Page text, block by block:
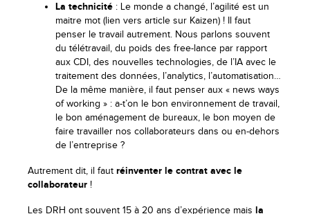
La technicité : Le monde a changé, l’agilité est un
maitre mot (lien vers article sur Kaizen) ! Il faut
penser le travail autrement. Nous parlons souvent
du télétravail, du poids des free-lance par rapport
aux CDI, des nouvelles technologies, de l’IA avec le
traitement des données, l’analytics, l’automatisation…
De la même manière, il faut penser aux « news ways
of working » : a-t’on le bon environnement de travail,
le bon aménagement de bureaux, le bon moyen de
faire travailler nos collaborateurs dans ou en-dehors
de l’entreprise ?
Autrement dit, il faut réinventer le contrat avec le
collaborateur !
Les DRH ont souvent 15 à 20 ans d’expérience mais la